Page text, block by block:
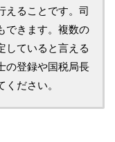
えることです。司
できます。複数の
していると言える
の登録や国税局長
ださい。